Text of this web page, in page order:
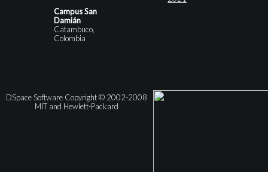
Campus San
Damián
Catambuco,
Colombia
DSpace Software Copyright © 2002-2008
MIT and Hewlett-Packard